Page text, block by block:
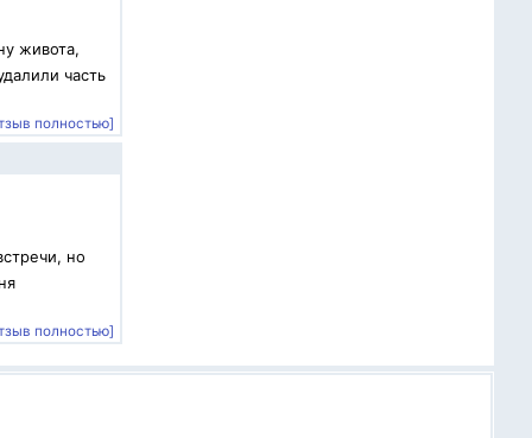
живота,
часть
полностью]
но
полностью]